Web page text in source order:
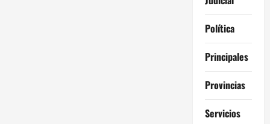
Política
Principales
Provincias
Servicios